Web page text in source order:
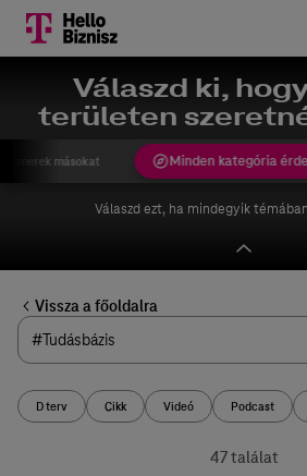
Válaszd ki,
területen
Minden kategória
másokat
Válaszd ezt, ha mindegyik
Vissza a főoldalra
D terv Cikk Videó Podcast
47 találat